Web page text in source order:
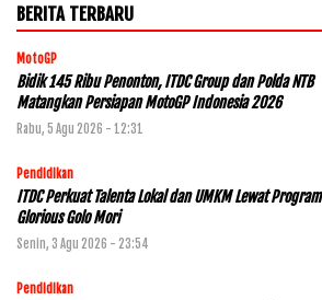
BERITA TERBARU
MotoGP
Bidik 145 Ribu Penonton, ITDC Group dan Polda NTB
Matangkan Persiapan MotoGP Indonesia 2026
Rabu, 5 Agu 2026 - 12:31
Pendidikan
ITDC Perkuat Talenta Lokal dan UMKM Lewat Program
Glorious Golo Mori
Senin, 3 Agu 2026 - 23:54
Pendidikan